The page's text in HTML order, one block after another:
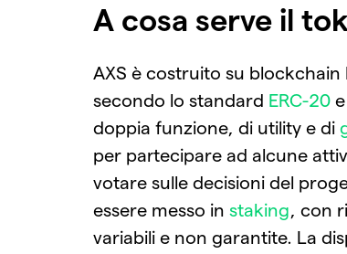
A cosa serve il
AXS è costruito su blockchain
secondo lo standard ERC-20
doppia funzione, di utility e di
per partecipare ad alcune
votare sulle decisioni del
essere messo in staking, con
variabili e non garantite. La